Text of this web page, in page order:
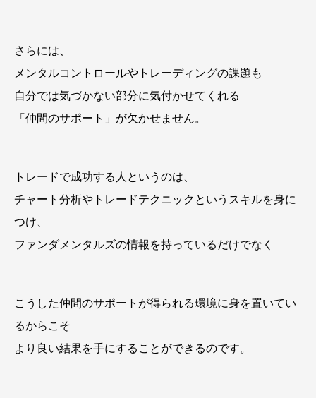
さらには、
メンタルコントロールやトレーディングの課題も
自分では気づかない部分に気付かせてくれる
「仲間のサポート」が欠かせません。
トレードで成功する人というのは、
チャート分析やトレードテクニックというスキルを身に
つけ、
ファンダメンタルズの情報を持っているだけでなく
こうした仲間のサポートが得られる環境に身を置いてい
るからこそ
より良い結果を手にすることができるのです。